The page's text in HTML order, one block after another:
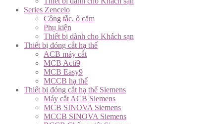
Series Zencelo
Công tắc, ổ cắm
Phụ kiện
Thiết bị dành cho Khách sạn
Thiết bị đóng cắt hạ thế
ACB máy cắt
MCB Acti9
MCB Easy9
MCCB hạ thế
Thiết bị đóng cắt hạ thế Siemens
Máy cắt ACB Siemens
MCB SINOVA Siemens
MCCB SINOVA Siemens